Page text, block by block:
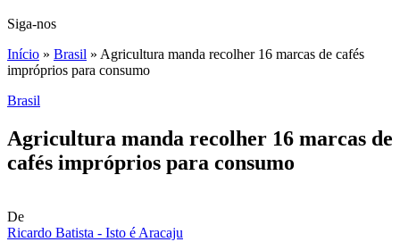
Siga-nos
Início » Brasil » Agricultura manda recolher 16 marcas de cafés
impróprios para consumo
Brasil
Agricultura manda recolher 16 marcas de
cafés impróprios para consumo
De
Ricardo Batista - Isto é Aracaju